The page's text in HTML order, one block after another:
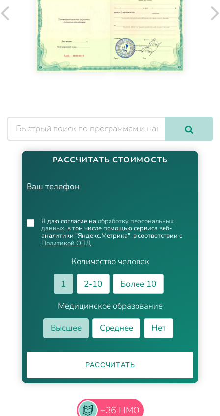
РАССЧИТАТЬ СТОИМОСТЬ
Ваш телефон
Количество человек
1
2-10
Более 10
Медицинское образование
Высшее
Среднее Нет
Я даю согласие на обработку персональных
данных, в том числе помощью сервиса веб-
аналитики "Яндекс.Метрика", в соответствии с
Политикой ОПД
РАССЧИТАТЬ
+36 НМО